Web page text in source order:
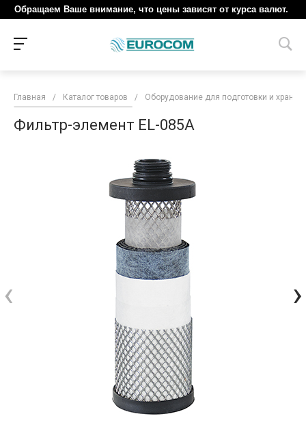
Обращаем Ваше внимание, что цены зависят от курса валют.
Главная / Каталог товаров / Оборудование для подготовки и
Фильтр-элемент EL-085A
‹ ›